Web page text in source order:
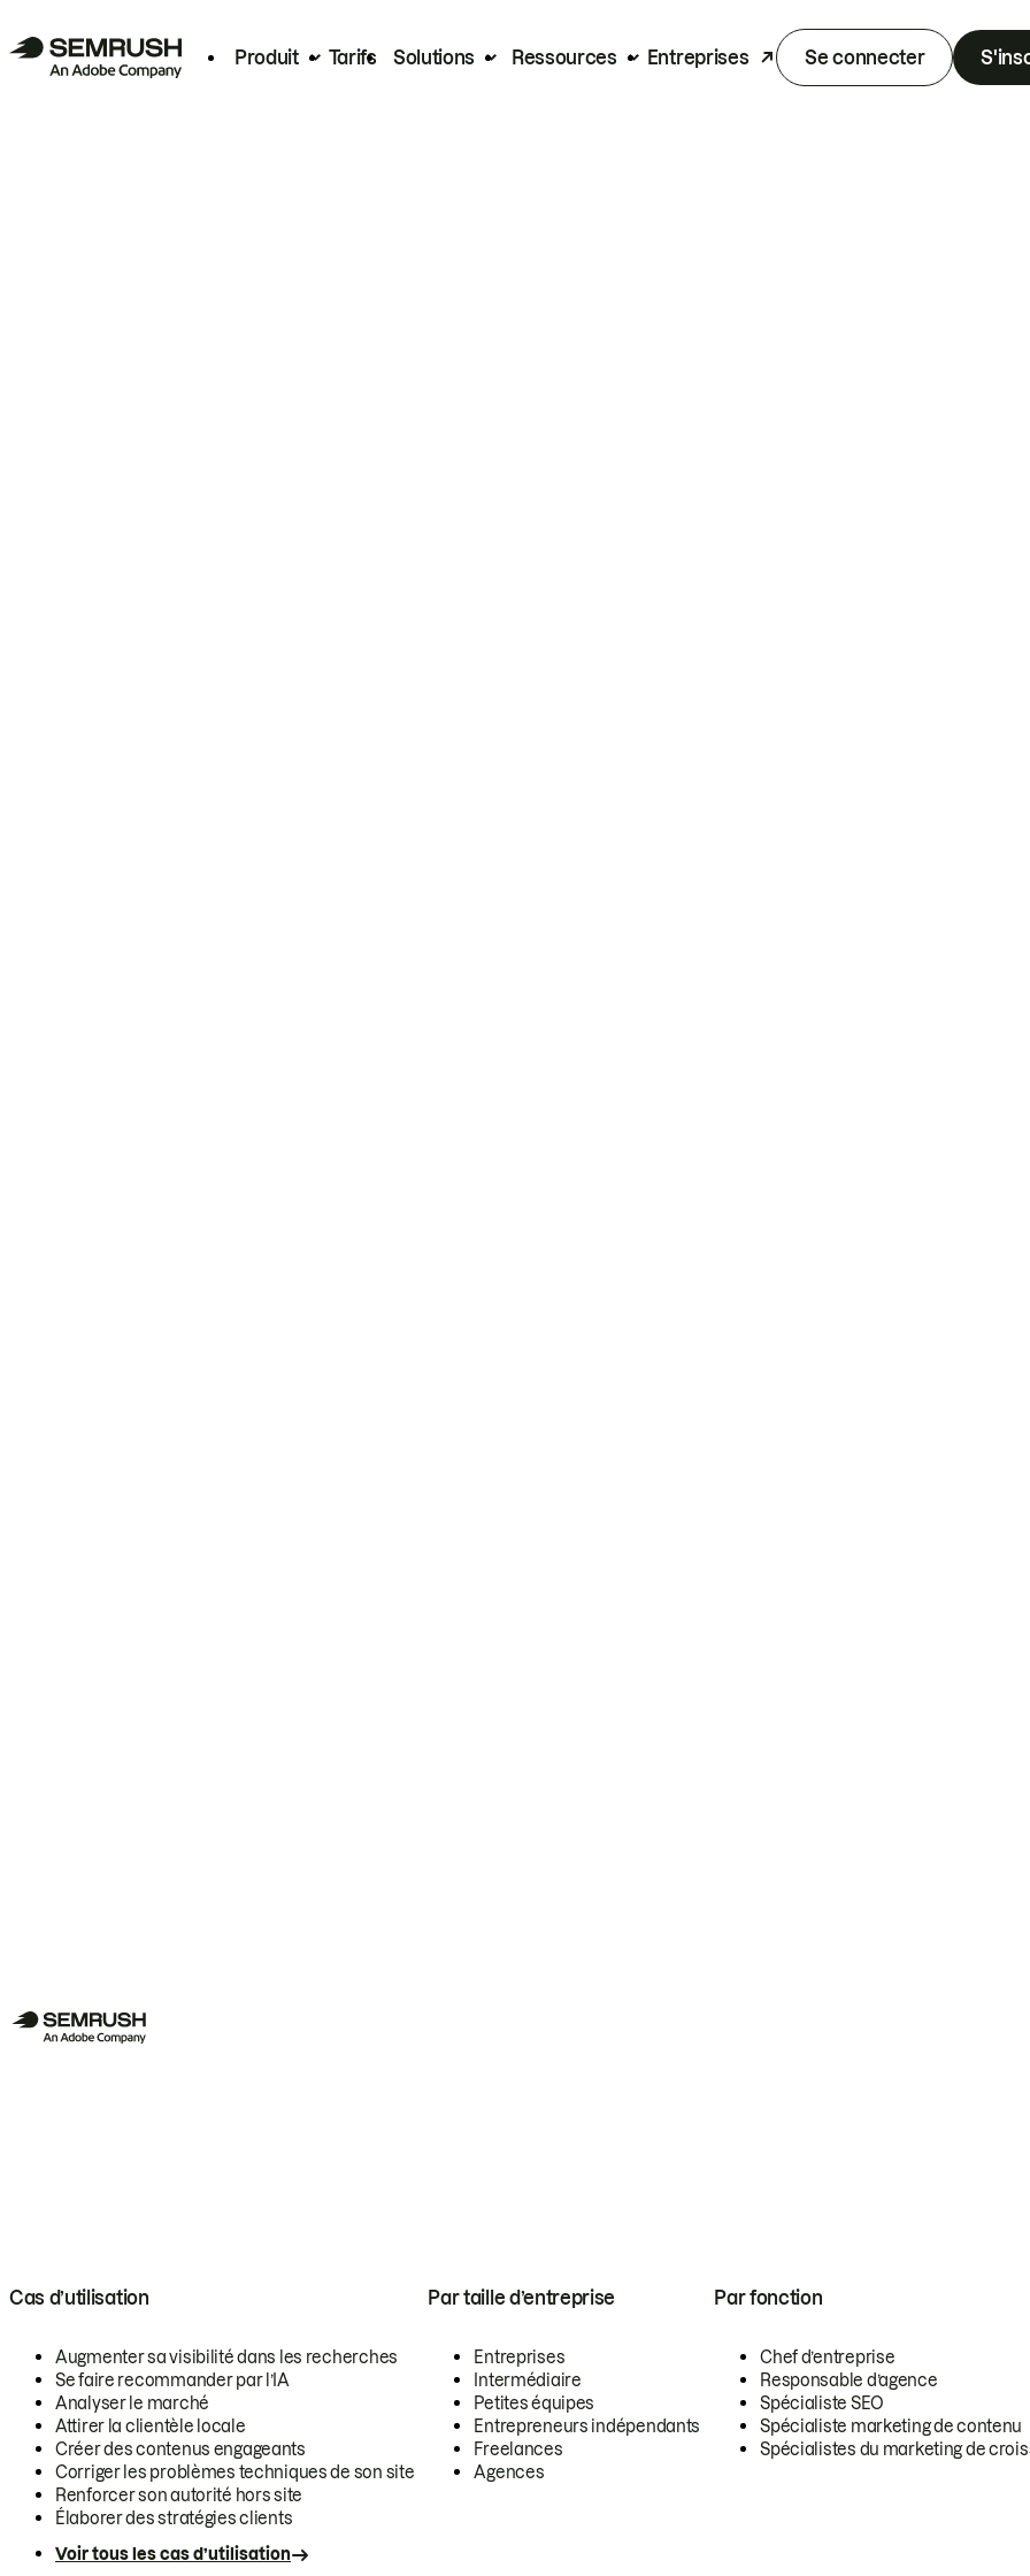
Produit Tarifs Solutions Ressources Entreprises Se connecter
Cas d’utilisation
Augmenter sa visibilité dans les recherches
Se faire recommander par l’IA
Analyser le marché
Attirer la clientèle locale
Créer des contenus engageants
Corriger les problèmes techniques de son site
Renforcer son autorité hors site
Élaborer des stratégies clients
Voir tous les cas d’utilisation
Par taille d’entreprise
Entreprises
Intermédiaire
Petites équipes
Entrepreneurs indépendants
Freelances
Agences
Par fonction
Chef d’entreprise
Responsable d’agence
Spécialiste SEO
Spécialiste marketing de contenu
Spécialistes du marketing de